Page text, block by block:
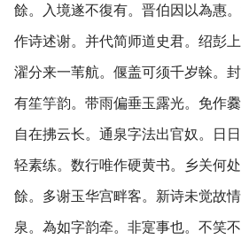
餘。入境遂不復有。晋伯因以為惠
作诗述谢。并代简师道史君。绍彭
濯分来一苇航。偃盖可须千岁榦。
有笙竽韵。带雨偏垂玉露光。免作
自在拂云长。通泉字法出官奴。日
轻素练。数行唯作硬黄书。乡关何
餘。多谢玉华宫畔客。新诗未觉故
泉。為如字韵牵。非寔事也。不笑不